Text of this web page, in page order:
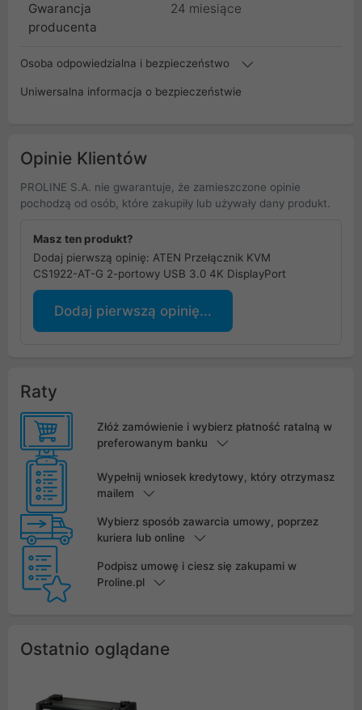
Gwarancja
producenta
24 miesiące
Osoba odpowiedzialna i bezpieczeństwo
Uniwersalna informacja o bezpieczeństwie
Opinie Klientów
PROLINE S.A. nie gwarantuje, że zamieszczone opinie
pochodzą od osób, które zakupiły lub używały dany produkt.
Masz ten produkt?
Dodaj pierwszą opinię: ATEN Przełącznik KVM
CS1922-AT-G 2-portowy USB 3.0 4K DisplayPort
Dodaj pierwszą opinię...
Raty
Złóż zamówienie i wybierz płatność ratalną w
preferowanym banku
Wypełnij wniosek kredytowy, który otrzymasz
mailem
Wybierz sposób zawarcia umowy, poprzez
kuriera lub online
Podpisz umowę i ciesz się zakupami w
Proline.pl
Ostatnio oglądane